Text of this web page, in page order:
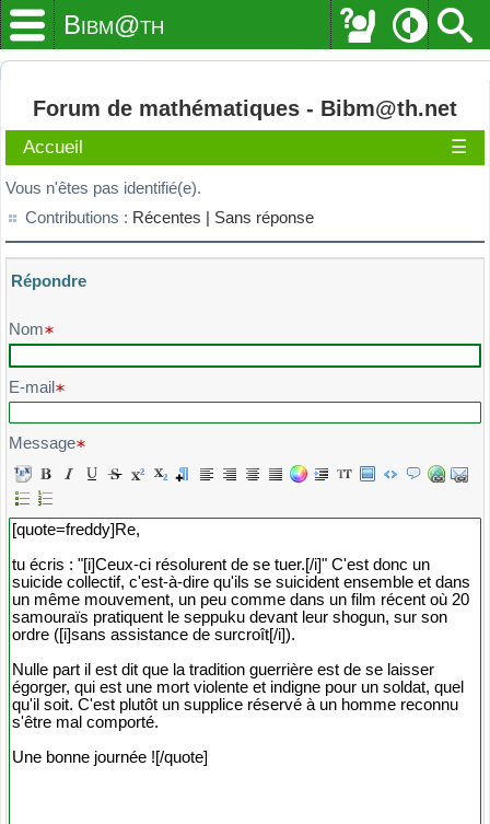
Bibm@th
Forum de mathématiques - Bibm@th.net
Accueil ☰
Vous n'êtes pas identifié(e).
Contributions : Récentes | Sans réponse
Répondre
Veuillez composer votre message et l'envoyer
Nom
E-mail
Message